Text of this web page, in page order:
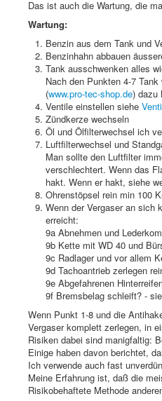
Das ist auch die Wartung, die
Wartung:
Benzin aus dem Tank und
Benzinhahn abbauen
Tank ausschwenken alles
Nach den Punkten 4-7
(www.pro-tec-shop.de) dazu
Ventile einstellen siehe
Zündkerze wechseln
Öl und Ölfilterwechsel ich
Luftfilterwechsel und
Man sollte den Luftfilter
verschlechtert. Wenn das
hakt. Wenn er hakt, siehe
Ohrenstöpsel rein min 100
Wenn der Vergaser an sich
erreicht:
9a Abnehmen und
9b Kette mit WD 40 und
9c Radlager und vor allem
9d Tachoantrieb zerlegen
9e Abgefahrenen
9f Bremsbelag schleift? -
Wenn Punkt 1-8 und die
Vergaser komplett zerlegen, in
Risiken dabei sind manigfaltig:
Einige haben davon berichtet,
Ich verwende auch fast
Meine Erfahrung ist, daß die
Risikobehaftete Methode